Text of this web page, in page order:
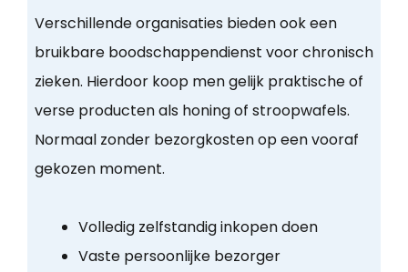
Verschillende organisaties bieden ook een
bruikbare boodschappendienst voor chronisch
zieken. Hierdoor koop men gelijk praktische of
verse producten als honing of stroopwafels.
Normaal zonder bezorgkosten op een vooraf
gekozen moment.
Volledig zelfstandig inkopen doen
Vaste persoonlijke bezorger